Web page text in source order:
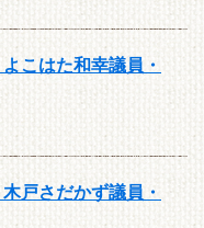
こはた和幸議員・
戸さだかず議員・